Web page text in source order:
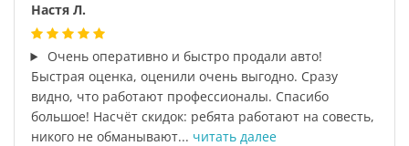
Настя Л.
Очень оперативно и быстро продали авто!
Быстрая оценка, оценили очень выгодно. Сразу
видно, что работают профессионалы. Спасибо
большое! Насчёт скидок: ребята работают на совесть,
никого не обманывают... читать далее